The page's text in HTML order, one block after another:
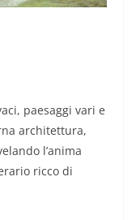
paesaggi vari e
architettura,
l’anima
ricco di